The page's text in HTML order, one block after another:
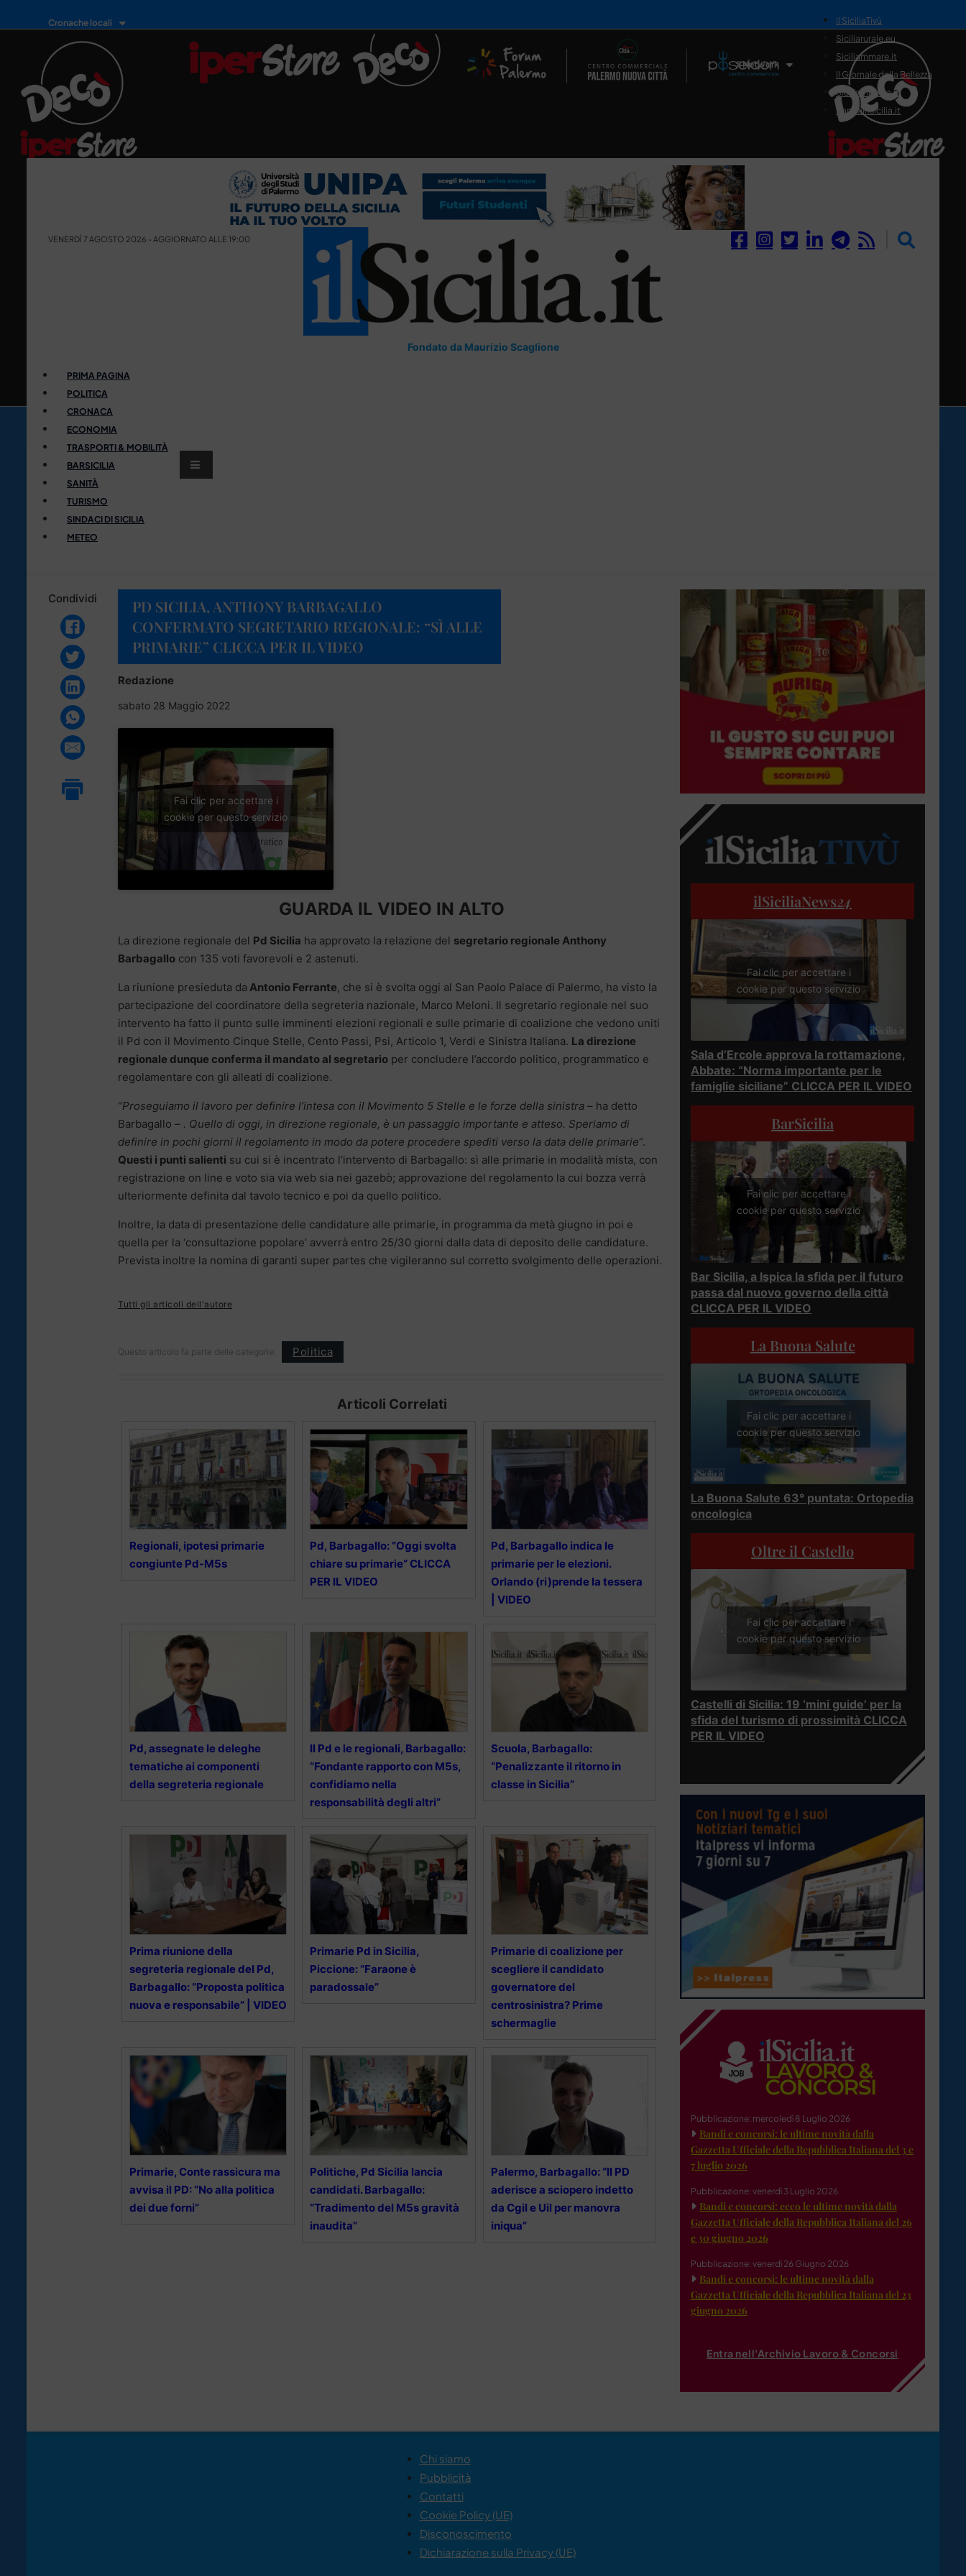
Cronache locali
Il Network
il SiciliaTivù
Siciliarurale.eu
Siciliammare.it
Il Giornale della Bellezza
Siciliamedica.it
Sanitainsicilia.it
VENERDÌ 7 AGOSTO 2026 - AGGIORNATO ALLE 19:00
Fondato da Maurizio Scaglione
PRIMA PAGINA
POLITICA
CRONACA
ECONOMIA
TRASPORTI & MOBILITÀ
BARSICILIA
SANITÀ
TURISMO
SINDACI DI SICILIA
METEO
Condividi
PD SICILIA, ANTHONY BARBAGALLO
CONFERMATO SEGRETARIO REGIONALE: “SÌ ALLE
PRIMARIE” CLICCA PER IL VIDEO
Redazione
sabato 28 Maggio 2022
Fai clic per accettare i
cookie per questo servizio
GUARDA IL VIDEO IN ALTO
La direzione regionale del Pd Sicilia ha approvato la relazione del segretario regionale Anthony
Barbagallo con 135 voti favorevoli e 2 astenuti.
La riunione presieduta da Antonio Ferrante, che si è svolta oggi al San Paolo Palace di Palermo, ha visto la
partecipazione del coordinatore della segreteria nazionale, Marco Meloni. Il segretario regionale nel suo
intervento ha fatto il punto sulle imminenti elezioni regionali e sulle primarie di coalizione che vedono uniti
il Pd con il Movimento Cinque Stelle, Cento Passi, Psi, Articolo 1, Verdi e Sinistra Italiana. La direzione
regionale dunque conferma il mandato al segretario per concludere l’accordo politico, programmatico e
regolamentare con gli alleati di coalizione.
“Proseguiamo il lavoro per definire l’intesa con il Movimento 5 Stelle e le forze della sinistra – ha detto
Barbagallo – . Quello di oggi, in direzione regionale, è un passaggio importante e atteso. Speriamo di
definire in pochi giorni il regolamento in modo da potere procedere spediti verso la data delle primarie“.
Questi i punti salienti su cui si è incentrato l’intervento di Barbagallo: sì alle primarie in modalità mista, con
registrazione on line e voto sia via web sia nei gazebò; approvazione del regolamento la cui bozza verrà
ulteriormente definita dal tavolo tecnico e poi da quello politico.
Inoltre, la data di presentazione delle candidature alle primarie, in programma da metà giugno in poi e
quella per la ‘consultazione popolare’ avverrà entro 25/30 giorni dalla data di deposito delle candidature.
Prevista inoltre la nomina di garanti super partes che vigileranno sul corretto svolgimento delle operazioni.
Tutti gli articoli dell'autore
Questo articolo fa parte delle categorie: Politica
Articoli Correlati
Regionali, ipotesi primarie
congiunte Pd-M5s
Pd, Barbagallo: “Oggi svolta
chiare su primarie” CLICCA
PER IL VIDEO
Pd, Barbagallo indica le
primarie per le elezioni.
Orlando (ri)prende la tessera
| VIDEO
Pd, assegnate le deleghe
tematiche ai componenti
della segreteria regionale
Il Pd e le regionali, Barbagallo:
“Fondante rapporto con M5s,
confidiamo nella
responsabilità degli altri”
Scuola, Barbagallo:
“Penalizzante il ritorno in
classe in Sicilia”
Prima riunione della
segreteria regionale del Pd,
Barbagallo: “Proposta politica
nuova e responsabile” | VIDEO
Primarie Pd in Sicilia,
Piccione: “Faraone è
paradossale”
Primarie di coalizione per
scegliere il candidato
governatore del
centrosinistra? Prime
schermaglie
Primarie, Conte rassicura ma
avvisa il PD: “No alla politica
dei due forni”
Politiche, Pd Sicilia lancia
candidati. Barbagallo:
“Tradimento del M5s gravità
inaudita”
Palermo, Barbagallo: “Il PD
aderisce a sciopero indetto
da Cgil e Uil per manovra
iniqua”
ilSiciliaNews24
Fai clic per accettare i
cookie per questo servizio
Sala d’Ercole approva la rottamazione,
Abbate: “Norma importante per le
famiglie siciliane” CLICCA PER IL VIDEO
BarSicilia
Fai clic per accettare i
cookie per questo servizio
Bar Sicilia, a Ispica la sfida per il futuro
passa dal nuovo governo della città
CLICCA PER IL VIDEO
La Buona Salute
Fai clic per accettare i
cookie per questo servizio
La Buona Salute 63° puntata: Ortopedia
oncologica
Oltre il Castello
Fai clic per accettare i
cookie per questo servizio
Castelli di Sicilia: 19 ‘mini guide’ per la
sfida del turismo di prossimità CLICCA
PER IL VIDEO
Pubblicazione: mercoledì 8 Luglio 2026
Bandi e concorsi: le ultime novità dalla
Gazzetta Ufficiale della Repubblica Italiana del 3 e
7 luglio 2026
Pubblicazione: venerdì 3 Luglio 2026
Bandi e concorsi: ecco le ultime novità dalla
Gazzetta Ufficiale della Repubblica Italiana del 26
e 30 giugno 2026
Pubblicazione: venerdì 26 Giugno 2026
Bandi e concorsi: le ultime novità dalla
Gazzetta Ufficiale della Repubblica Italiana del 23
giugno 2026
Entra nell'Archivio Lavoro & Concorsi
Chi siamo
Pubblicità
Contatti
Cookie Policy (UE)
Disconoscimento
Dichiarazione sulla Privacy (UE)